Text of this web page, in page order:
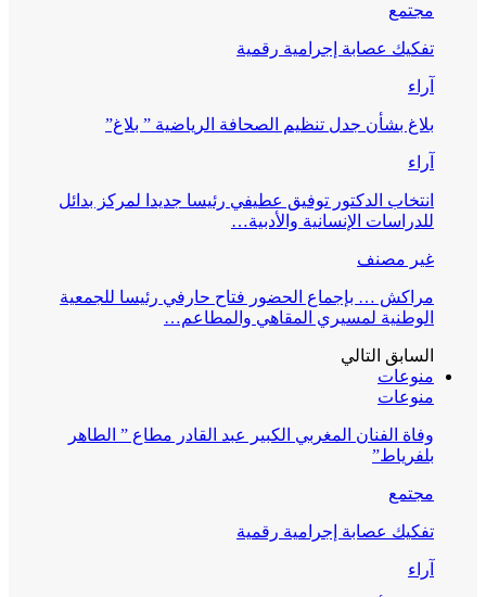
مجتمع
تفكيك عصابة إجرامية رقمية
آراء
بلاغ بشأن جدل تنظيم الصحافة الرياضية ” بلاغ”
آراء
انتخاب الدكتور توفيق عطيفي رئيسا جديدا لمركز بدائل
للدراسات الإنسانية والأدبية…
غير مصنف
مراكش … بإجماع الحضور فتاح حارفي رئيسا للجمعية
الوطنية لمسيري المقاهي والمطاعم…
السابق التالي
منوعات
منوعات
وفاة الفنان المغربي الكبير عبد القادر مطاع ” الطاهر
بلفرياط”
مجتمع
تفكيك عصابة إجرامية رقمية
آراء